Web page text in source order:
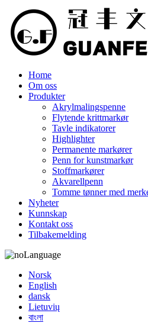
Home
Om oss
Produkter
Akrylmalingspenne
Flytende krittmarkør
Tavle indikatorer
Highlighter
Permanente markører
Penn for kunstmarkør
Stoffmarkører
Akvarellpenn
Tomme tønner med
Nyheter
Kunnskap
Kontakt oss
Tilbakemelding
Language
Norsk
English
dansk
Lietuvių
বাংলা